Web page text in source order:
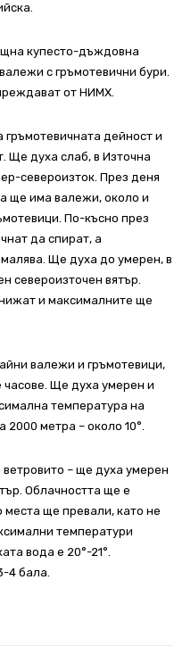
купесто-дъждовна
с гръмотевични бури.
от НИМХ.
дейност и
Ще духа слаб, в Източна
североизток. През деня
ще има валежи, около и
По-късно през
да спират, а
Ще духа до умерен, в
североизточен вятър.
и максималните ще
валежи и гръмотевици,
Ще духа умерен и
температура на
2000 метра – около 10°.
– ще духа умерен
Облачността ще е
ще превали, като не
температури
вода е 20°-21°.
4 бала.